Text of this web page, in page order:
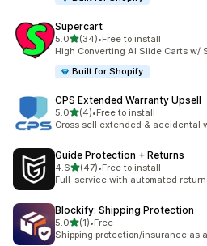
Supercart
5.0별 5개 중
(34)
총 리뷰 34개
•Free to install
High Converting AI Slide Carts w/
Built for Shopify
CPS Extended Warranty Upsell
5.0별 5개 중
(4)
총 리뷰 4개
•Free to install
Cross sell extended & accidental
Guide Protection + Returns
4.6별 5개 중
(47)
총 리뷰 47개
•Free to install
Full-service with automated
Blockify: Shipping Protection
5.0별 5개 중
(1)
총 리뷰 1개
•Free
Shipping protection/insurance as